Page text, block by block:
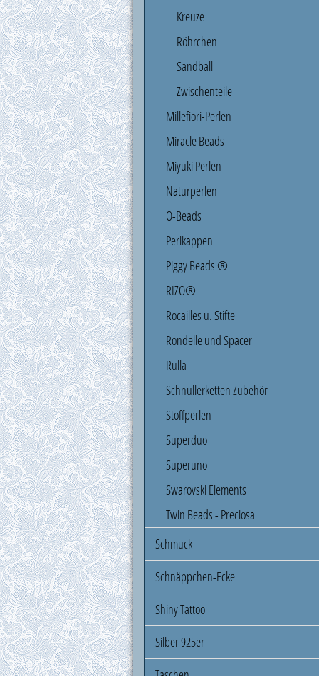
Kreuze
Röhrchen
Sandball
Zwischenteile
Millefiori-Perlen
Miracle Beads
Miyuki Perlen
Naturperlen
O-Beads
Perlkappen
Piggy Beads ®
RIZO®
Rocailles u. Stifte
Rondelle und Spacer
Rulla
Schnullerketten Zubehör
Stoffperlen
Superduo
Superuno
Swarovski Elements
Twin Beads - Preciosa
Schmuck
Schnäppchen-Ecke
Shiny Tattoo
Silber 925er